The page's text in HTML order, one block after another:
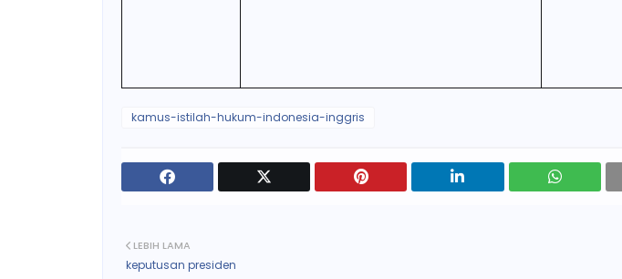
kamus-istilah-hukum-indonesia-inggris
LEBIH LAMA
keputusan presiden